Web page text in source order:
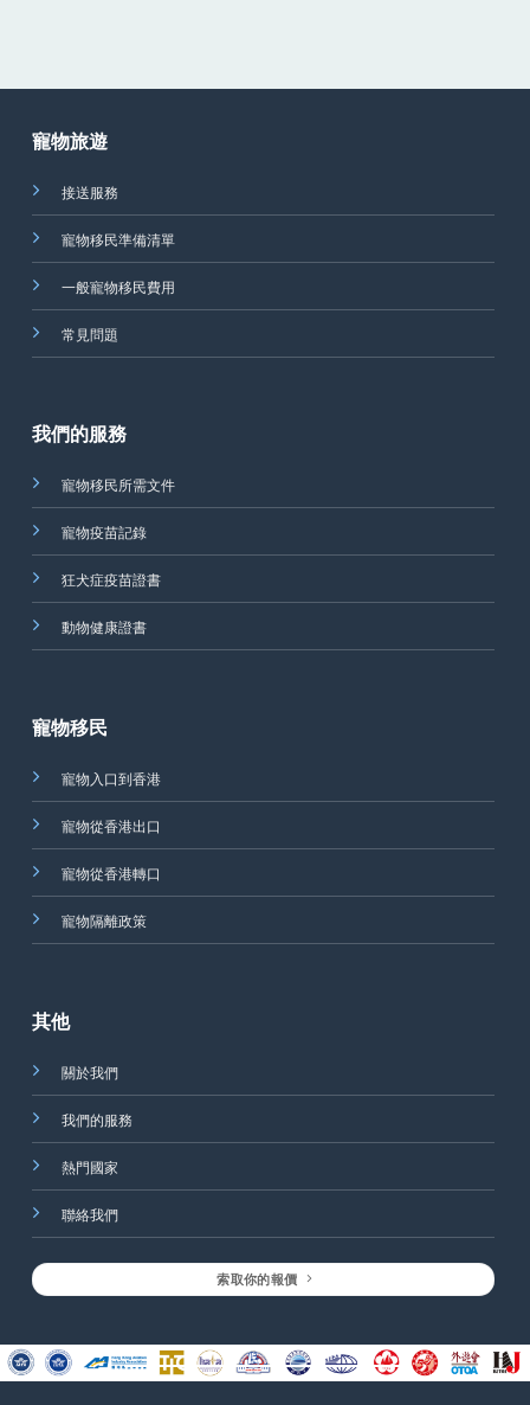
寵物旅遊
接送服務
寵物移民準備清單
一般寵物移民費用
常見問題
我們的服務
寵物移民所需文件
寵物疫苗記錄
狂犬症疫苗證書
動物健康證書
寵物移民
寵物入口到香港
寵物從香港出口
寵物從香港轉口
寵物隔離政策
其他
關於我們
我們的服務
熱門國家
聯絡我們
索取你的報價